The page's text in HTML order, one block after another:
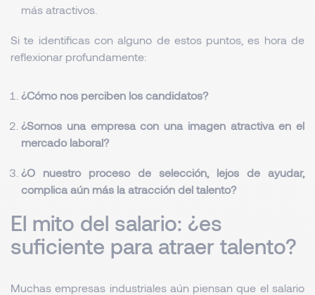
más atractivos.
Si te identificas con alguno de estos puntos, es hora de
reflexionar profundamente:
¿Cómo nos perciben los candidatos?
¿Somos una empresa con una imagen atractiva en el
mercado laboral?
¿O nuestro proceso de selección, lejos de ayudar,
complica aún más la atracción del talento?
El mito del salario: ¿es
suficiente para atraer talento?
Muchas empresas industriales aún piensan que el salario